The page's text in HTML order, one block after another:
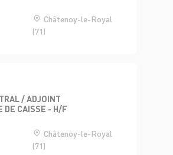
Châtenoy-le-Royal
(71)
/ ADJOINT
DE CAISSE - H/F
Châtenoy-le-Royal
(71)